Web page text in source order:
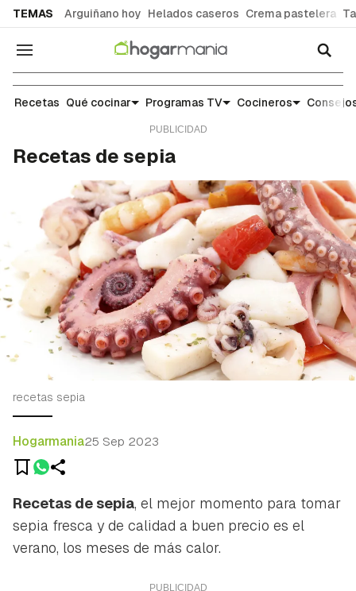
TEMAS Arguiñano hoy Helados caseros Crema pastelera
Navegación
Recetas
Recetas Qué cocinar Programas TV Cocineros
Recetas de sepia
recetas sepia
Hogarmania25 Sep 2023
Recetas de sepia, el mejor momento para tomar
sepia fresca y de calidad a buen precio es el
verano, los meses de más calor.